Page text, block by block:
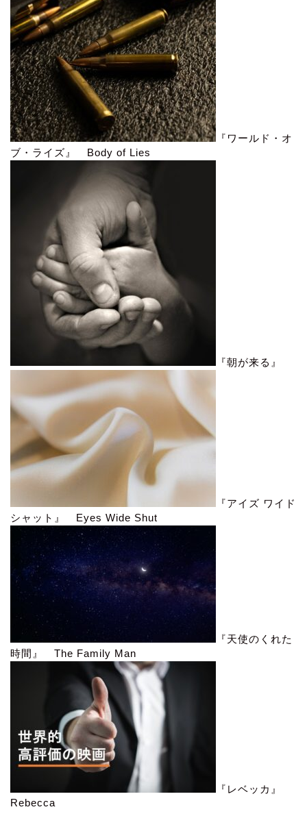
『ワールド・オ
ブ・ライズ』 Body of Lies
『朝が来る』
『アイズ ワイド
シャット』 Eyes Wide Shut
『天使のくれた
時間』 The Family Man
『レベッカ』
Rebecca